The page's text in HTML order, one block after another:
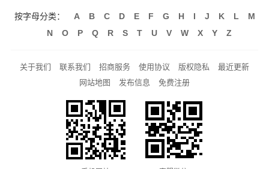
按字母分类： A B C D E F G H I J K L
M
N
O P Q R S T U V W X Y Z
关于我们 联系我们 招商服务 使用协议 版权隐私
最近更新
网站地图
发布信息 免费注册